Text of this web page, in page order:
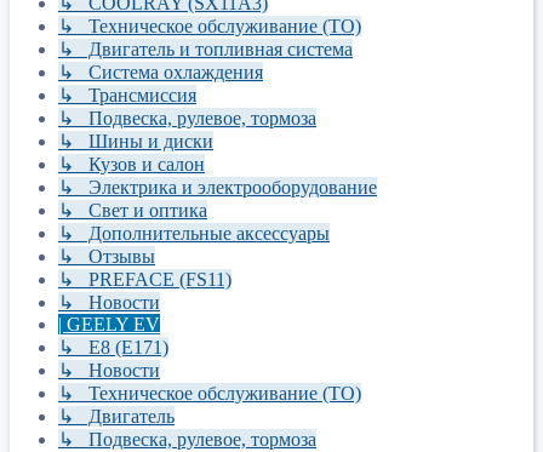
↳ Техническое обслуживание (ТО)
↳ Двигатель и топливная система
↳ Система охлаждения
↳ Трансмиссия
↳ Подвеска, рулевое, тормоза
↳ Шины и диски
↳ Кузов и салон
↳ Электрика и электрооборудование
↳ Свет и оптика
↳ Дополнительные аксессуары
↳ Отзывы
↳ PREFACE (FS11)
↳ Новости
| GEELY EV
↳ E8 (E171)
↳ Новости
↳ Техническое обслуживание (ТО)
↳ Двигатель
↳ Подвеска, рулевое, тормоза